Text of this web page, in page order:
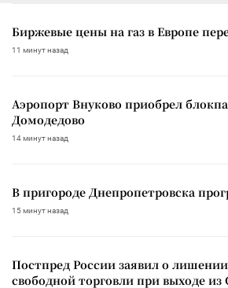
Биржевые цены на газ в Европе
11 минут назад
Аэропорт Внуково приобрел
Домодедово
14 минут назад
В пригороде Днепропетровска
15 минут назад
Постпред России заявил о
свободной торговли при выходе из